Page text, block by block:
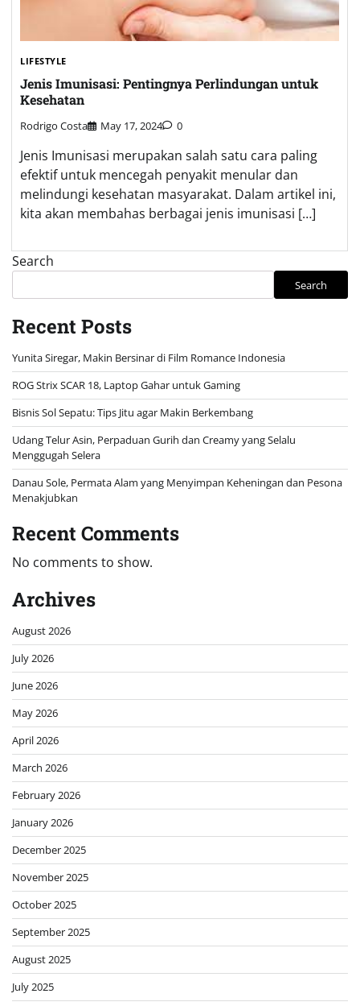
LIFESTYLE
Jenis Imunisasi: Pentingnya Perlindungan untuk
Kesehatan
Rodrigo Costa May 17, 2024 0
Jenis Imunisasi merupakan salah satu cara paling
efektif untuk mencegah penyakit menular dan
melindungi kesehatan masyarakat. Dalam artikel ini,
kita akan membahas berbagai jenis imunisasi […]
Search
Search
Recent Posts
Yunita Siregar, Makin Bersinar di Film Romance Indonesia
ROG Strix SCAR 18, Laptop Gahar untuk Gaming
Bisnis Sol Sepatu: Tips Jitu agar Makin Berkembang
Udang Telur Asin, Perpaduan Gurih dan Creamy yang Selalu
Menggugah Selera
Danau Sole, Permata Alam yang Menyimpan Keheningan dan Pesona
Menakjubkan
Recent Comments
No comments to show.
Archives
August 2026
July 2026
June 2026
May 2026
April 2026
March 2026
February 2026
January 2026
December 2025
November 2025
October 2025
September 2025
August 2025
July 2025